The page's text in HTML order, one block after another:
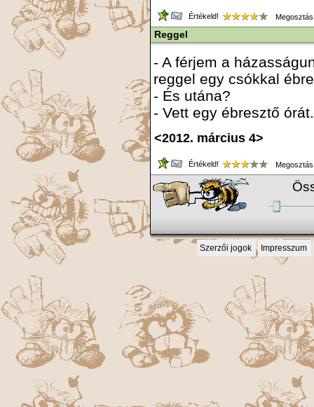
Értékeld!
Reggel
- A férjem a
reggel egy csókkal
- És utána?
- Vett egy ébresztő órát.
<2012. március 4>
Értékeld!
Szerzői jogok Impresszum